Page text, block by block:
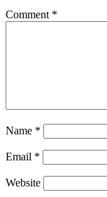
Comment *
Name *
Email *
Website